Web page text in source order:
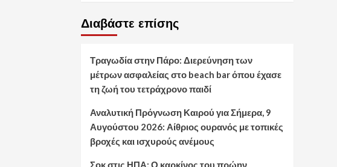
Διαβάστε επίσης
Τραγωδία στην Πάρο: Διερεύνηση των
μέτρων ασφαλείας στο beach bar όπου έχασε
τη ζωή του τετράχρονο παιδί
Αναλυτική Πρόγνωση Καιρού για Σήμερα, 9
Αυγούστου 2026: Αίθριος ουρανός με τοπικές
βροχές και ισχυρούς ανέμους
Σοκ στις ΗΠΑ: Ο καρκίνος του πρώην